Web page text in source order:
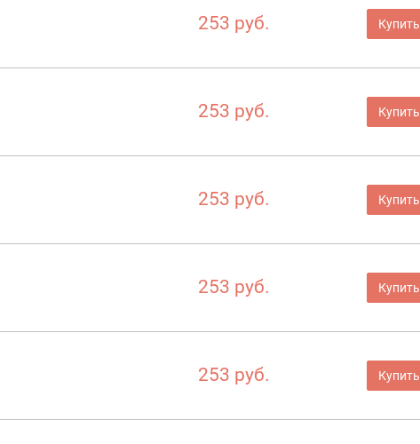
253 руб. Купить
253 руб. Купить
253 руб. Купить
253 руб. Купить
253 руб. Купить